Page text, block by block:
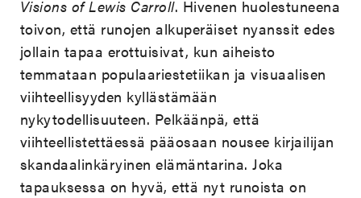
Visions of Lewis Carroll. Hivenen huolestuneena
toivon, että runojen alkuperäiset nyanssit edes
jollain tapaa erottuisivat, kun aiheisto
temmataan populaariestetiikan ja visuaalisen
viihteellisyyden kyllästämään
nykytodellisuuteen. Pelkäänpä, että
viihteellistettäessä pääosaan nousee kirjailijan
skandaalinkäryinen elämäntarina. Joka
tapauksessa on hyvä, että nyt runoista on